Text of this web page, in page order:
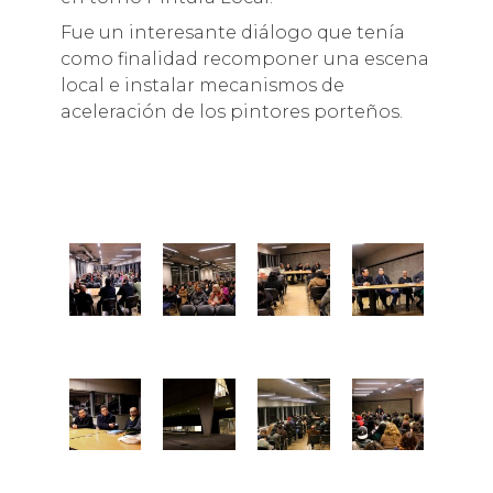
Fue un interesante diálogo que tenía
como finalidad recomponer una escena
local e instalar mecanismos de
aceleración de los pintores porteños.